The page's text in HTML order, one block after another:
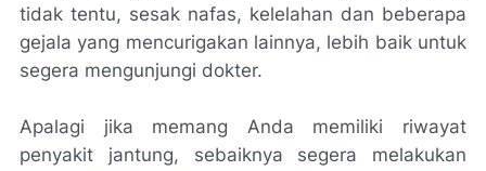
tidak tentu, sesak nafas, kelelahan dan beberapa
gejala yang mencurigakan lainnya, lebih baik untuk
segera mengunjungi dokter.
Apalagi jika memang Anda memiliki riwayat
penyakit jantung, sebaiknya segera melakukan